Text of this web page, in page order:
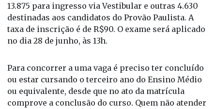
13.875 para ingresso via Vestibular e outras 4.630
destinadas aos candidatos do Provão Paulista. A
taxa de inscrição é de R$90. O exame será aplicado
no dia 28 de junho, às 13h.
Para concorrer a uma vaga é preciso ter concluído
ou estar cursando o terceiro ano do Ensino Médio
ou equivalente, desde que no ato da matrícula
comprove a conclusão do curso. Quem não atender